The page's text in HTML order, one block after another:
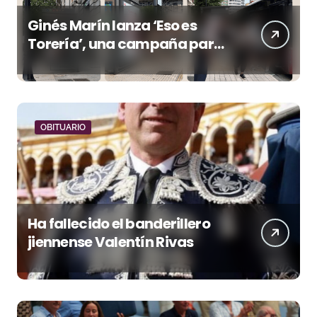
Ginés Marín lanza ‘Eso es
Torería’, una campaña para
reivindicar los valores del
toreo más allá del ruedo
OBITUARIO
Ha fallecido el banderillero
jiennense Valentín Rivas